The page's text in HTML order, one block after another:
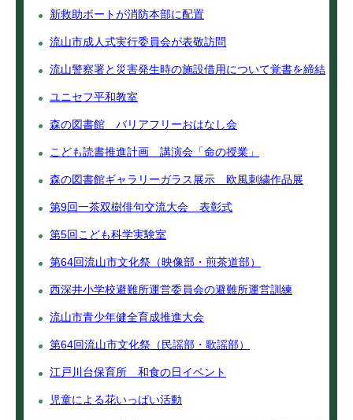
新救助ボートが消防本部に配置
流山市成人式実行委員会が表敬訪問
流山警察署と災害発生時の施設借用について覚書を締結
ユニセフ平和教室
森の図書館 バリアフリーおはなし会
こども読書推進計画 講演会「命の授業」
森の図書館ギャラリーガラス展示 欧風刺繍作品展
第9回一茶双樹俳句交流大会 表彰式
第5回こども科学実験室
第64回流山市文化祭（映像部・煎茶道部）
西深井小学校避難所運営委員会の避難所運営訓練
流山市青少年健全育成推進大会
第64回流山市文化祭（民謡部・歌謡部）
江戸川台保育所 和食の日イベント
児童による花いっぱい活動